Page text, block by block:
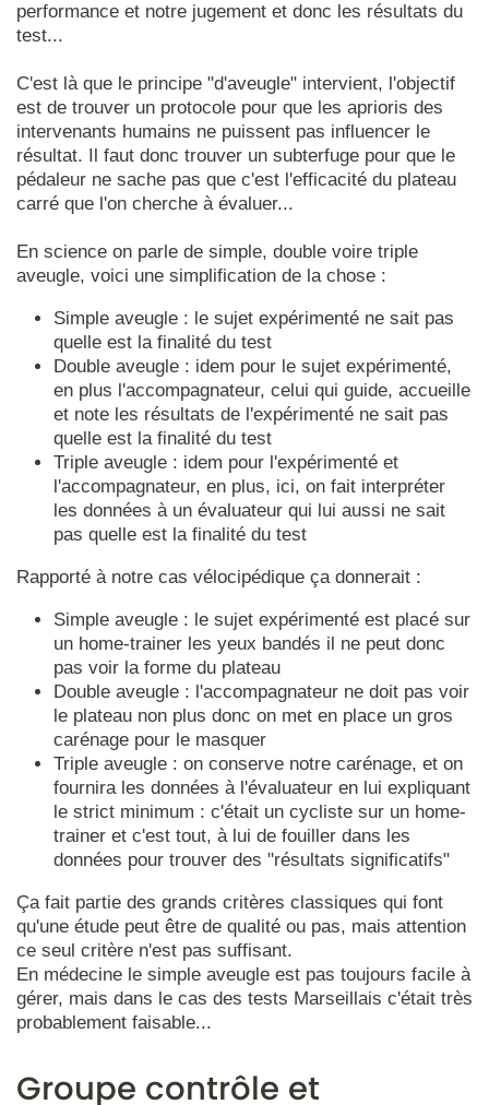
performance et notre jugement et donc les résultats du
test...
C'est là que le principe "d'aveugle" intervient, l'objectif
est de trouver un protocole pour que les aprioris des
intervenants humains ne puissent pas influencer le
résultat. Il faut donc trouver un subterfuge pour que le
pédaleur ne sache pas que c'est l'efficacité du plateau
carré que l'on cherche à évaluer...
En science on parle de simple, double voire triple
aveugle, voici une simplification de la chose :
Simple aveugle : le sujet expérimenté ne sait pas
quelle est la finalité du test
Double aveugle : idem pour le sujet expérimenté,
en plus l'accompagnateur, celui qui guide, accueille
et note les résultats de l'expérimenté ne sait pas
quelle est la finalité du test
Triple aveugle : idem pour l'expérimenté et
l'accompagnateur, en plus, ici, on fait interpréter
les données à un évaluateur qui lui aussi ne sait
pas quelle est la finalité du test
Rapporté à notre cas vélocipédique ça donnerait :
Simple aveugle : le sujet expérimenté est placé sur
un home-trainer les yeux bandés il ne peut donc
pas voir la forme du plateau
Double aveugle : l'accompagnateur ne doit pas voir
le plateau non plus donc on met en place un gros
carénage pour le masquer
Triple aveugle : on conserve notre carénage, et on
fournira les données à l'évaluateur en lui expliquant
le strict minimum : c'était un cycliste sur un home-
trainer et c'est tout, à lui de fouiller dans les
données pour trouver des "résultats significatifs"
Ça fait partie des grands critères classiques qui font
qu'une étude peut être de qualité ou pas, mais attention
ce seul critère n'est pas suffisant.
En médecine le simple aveugle est pas toujours facile à
gérer, mais dans le cas des tests Marseillais c'était très
probablement faisable...
Groupe contrôle et